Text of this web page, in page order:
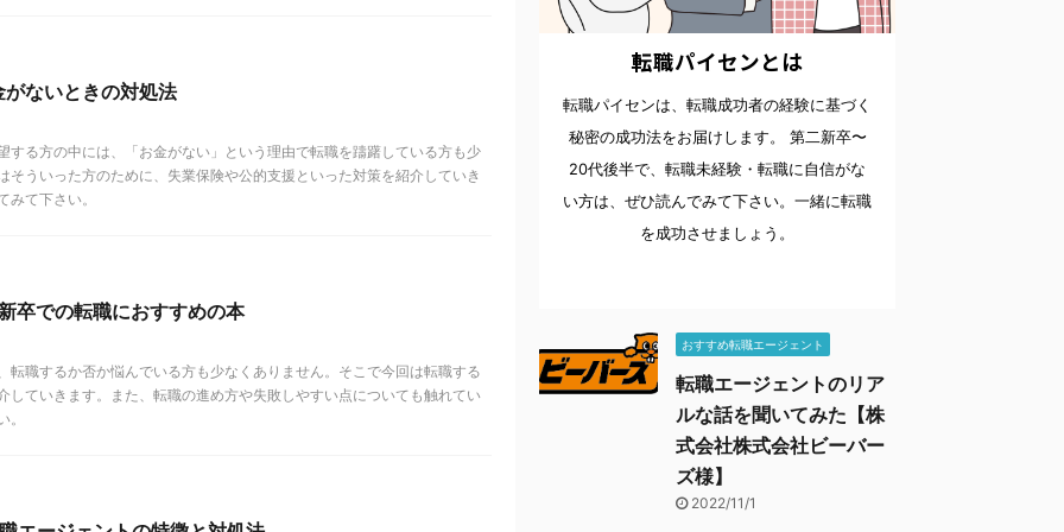
ないときの対処法
する方の中には、「お金がない」という理由で転職を躊躇している方も少
そういった方のために、失業保険や公的支援といった対策を紹介していき
て下さい。
卒での転職におすすめの本
転職するか否か悩んでいる方も少なくありません。そこで今回は転職する
していきます。また、転職の進め方や失敗しやすい点についても触れてい
転職パイセンとは
転職パイセンは、転職成功者の経験に基づく
秘密の成功法をお届けします。 第二新卒〜
20代後半で、転職未経験・転職に自信がな
い方は、ぜひ読んでみて下さい。一緒に転職
を成功させましょう。
おすすめ転職エージェント
転職エージェントのリア
ルな話を聞いてみた【株
式会社株式会社ビーバー
ズ様】
2022/11/1